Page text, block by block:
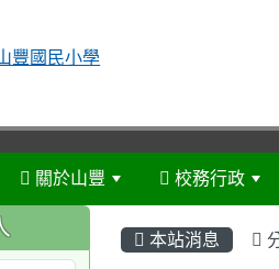
關於山豐 校務行政
本站消息